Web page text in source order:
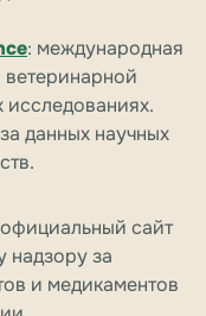
: международная
исследованиях.
данных научных
сайт
надзору за
и медикаментов